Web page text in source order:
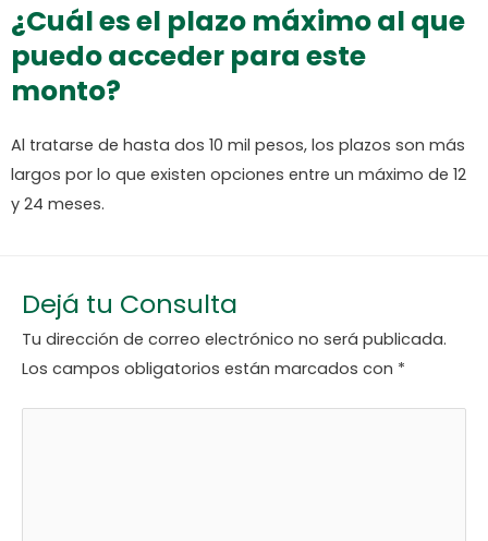
¿Cuál es el plazo máximo al que
puedo acceder para este
monto?
Al tratarse de hasta dos 10 mil pesos, los plazos son más
largos por lo que existen opciones entre un máximo de 12
y 24 meses.
Dejá tu Consulta
Tu dirección de correo electrónico no será publicada.
Los campos obligatorios están marcados con *